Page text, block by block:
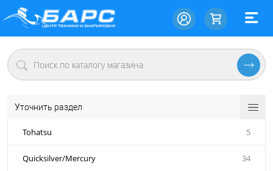
Уточнить раздел
Tohatsu 5
Quicksilver/Mercury 34